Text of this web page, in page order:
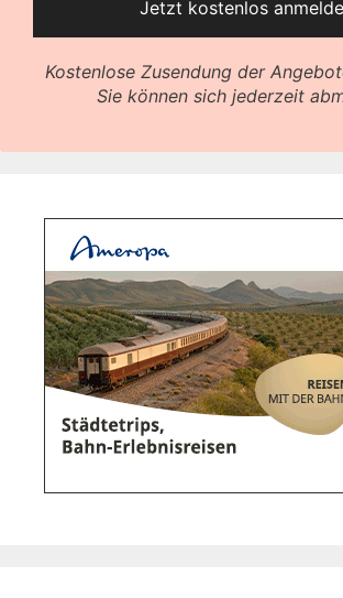
Kostenlose Zusendung der
Sie können sich jederzeit